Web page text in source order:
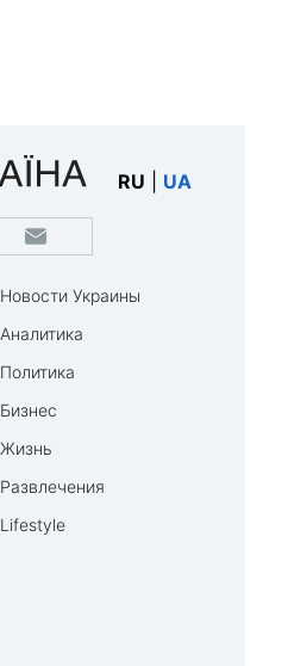
RU UA
Новости Украины
Аналитика
Политика
Бизнес
Жизнь
Развлечения
Lifestyle